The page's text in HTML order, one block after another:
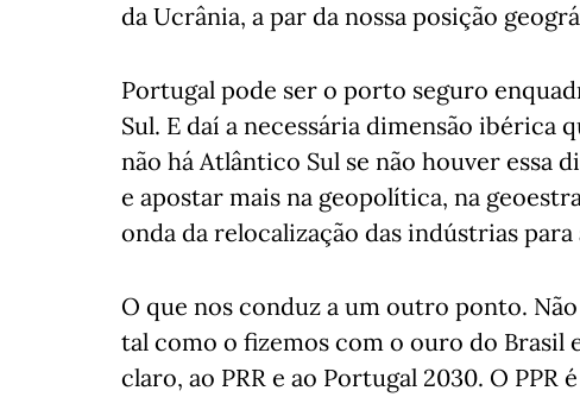
da Ucrânia, a par da nossa posição
Portugal pode ser o porto seguro
Sul. E daí a necessária dimensão ibérica
não há Atlântico Sul se não houver essa
e apostar mais na geopolítica, na
onda da relocalização das indústrias para
O que nos conduz a um outro ponto.
tal como o fizemos com o ouro do Brasil
claro, ao PRR e ao Portugal 2030. O PPR